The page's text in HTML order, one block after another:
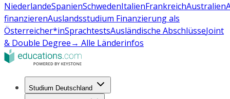
NiederlandeSpanienSchwedenItalienFrankreichAustralien
finanzierenAuslandsstudium Finanzierung als
Österreicher*inSprachtestsAusländische AbschlüsseJoint
& Double Degree→ Alle Länderinfos
Studium Deutschland